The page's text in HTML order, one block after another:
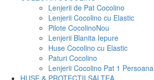
Lenjerii de Pat Cocolino
Lenjerii Cocolino cu Elastic
Pilote CocolinoNou
Lenjerii Blanita Iepure
Huse Cocolino cu Elastic
Paturi Cocolino
Lenjerii Cocolino Pat 1 Persoana
HUSE & PROTECTII SALTEA